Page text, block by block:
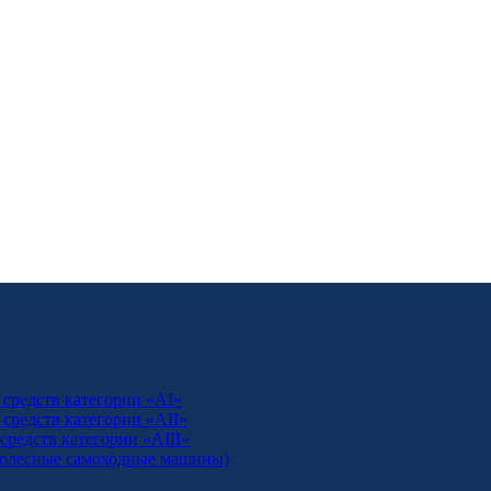
категории «AI»
категории «AII»
категории «АIII»
самоходные машины)